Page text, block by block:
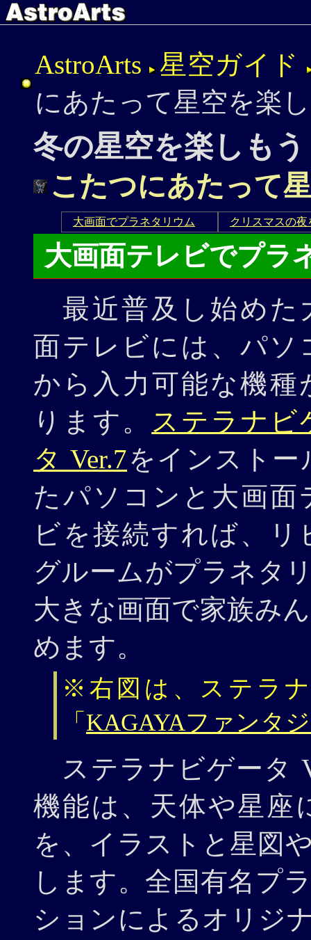
AstroArts
星空ガイド
にあたって星空を楽
冬の星空を楽しもう
こたつにあたって
大画面でプラネタリウム クリスマスの夜
大画面テレビでプラ
最近普及し始めた
面テレビには、パソ
から入力可能な機種
ります。
ステラナビ
タ Ver.7をインストー
たパソコンと大画面
ビを接続すれば、リ
グルームがプラネタ
大きな画面で家族み
めます。
※右図は、ステラ
「 KAGAYAファンタ
ステラナビゲータ
機能は、天体や星座
を、イラストと星図
します。全国有名プ
ションによるオリジ